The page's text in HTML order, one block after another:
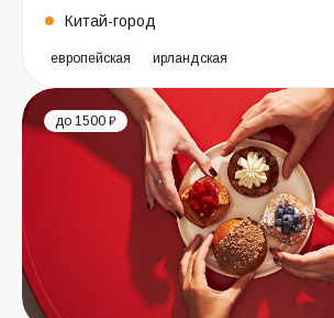
Китай-город
европейская ирландская
до 1500 ₽